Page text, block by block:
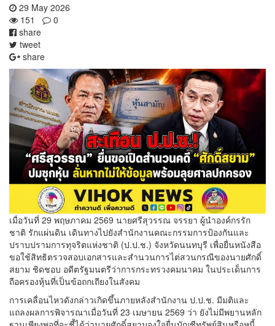
29 May 2026
151
0
share
tweet
share
เมื่อวันที่ 29 พฤษภาคม 2569 นายศรีสุวรรณ จรรยา ผู้นำองค์กรรัก
ชาติ รักแผ่นดิน เดินทางไปยังสำนักงานคณะกรรมการป้องกันและ
ปราบปรามการทุจริตแห่งชาติ (ป.ป.ช.) จังหวัดนนทบุรี เพื่อยื่นหนังสือ
ขอใช้สิทธิตรวจสอบเอกสารและสำนวนการไต่สวนกรณีของนายศักดิ์
สยาม ชิดชอบ อดีตรัฐมนตรีว่าการกระทรวงคมนาคม ในประเด็นการ
ถือครองหุ้นที่เป็นข้อถกเถียงในสังคม
การเคลื่อนไหวดังกล่าวเกิดขึ้นภายหลังสำนักงาน ป.ป.ช. มีมติและ
แถลงผลการพิจารณาเมื่อวันที่ 23 เมษายน 2569 ว่า ยังไม่มีพยานหลัก